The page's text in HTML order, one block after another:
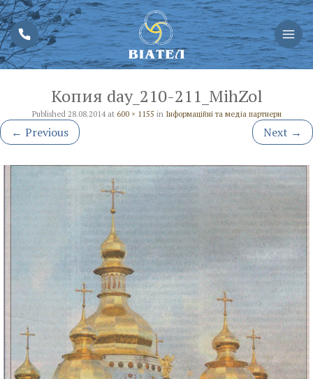
Копия day_210-211_MihZol
Published 28.08.2014at 600 × 1155 in Інформаційні та медіа партнери
← Previous Next →